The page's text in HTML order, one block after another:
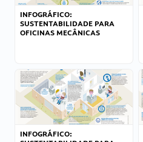
INFOGRÁFICO:
SUSTENTABILIDADE PARA
OFICINAS MECÂNICAS
INFOGRÁFICO: